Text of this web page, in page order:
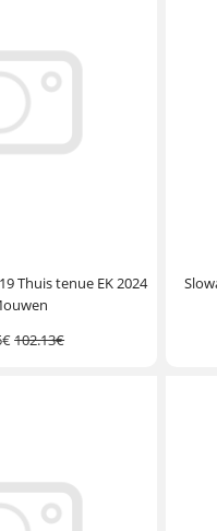
Thuis tenue EK 2024
102.13€